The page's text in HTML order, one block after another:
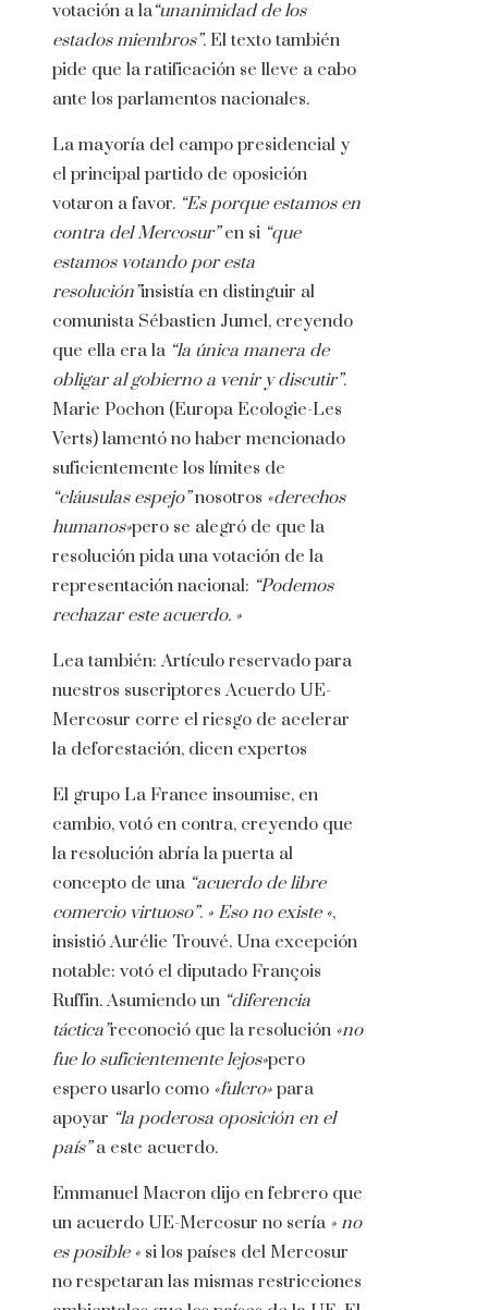
votación a la“unanimidad de los
estados miembros”. El texto también
pide que la ratificación se lleve a cabo
ante los parlamentos nacionales.
La mayoría del campo presidencial y
el principal partido de oposición
votaron a favor. “Es porque estamos en
contra del Mercosur”en si “que
estamos votando por esta
resolución”insistía en distinguir al
comunista Sébastien Jumel, creyendo
que ella era la “la única manera de
obligar al gobierno a venir y discutir”.
Marie Pochon (Europa Ecologie-Les
Verts) lamentó no haber mencionado
suficientemente los límites de
“cláusulas espejo”nosotros «derechos
humanos»pero se alegró de que la
resolución pida una votación de la
representación nacional: “Podemos
rechazar este acuerdo. »
Lea también: Artículo reservado para
nuestros suscriptores Acuerdo UE-
Mercosur corre el riesgo de acelerar
la deforestación, dicen expertos
El grupo La France insoumise, en
cambio, votó en contra, creyendo que
la resolución abría la puerta al
concepto de una “acuerdo de libre
comercio virtuoso”. » Eso no existe «,
insistió Aurélie Trouvé. Una excepción
notable: votó el diputado François
Ruffin. Asumiendo un “diferencia
táctica”reconoció que la resolución «no
fue lo suficientemente lejos»pero
espero usarlo como «fulcro» para
apoyar “la poderosa oposición en el
país”a este acuerdo.
Emmanuel Macron dijo en febrero que
un acuerdo UE-Mercosur no sería » no
es posible « si los países del Mercosur
no respetaran las mismas restricciones